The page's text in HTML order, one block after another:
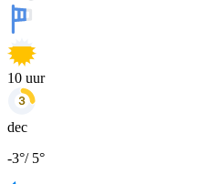
10 uur
dec
-3°/ 5°